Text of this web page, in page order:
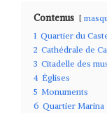
Contenus
1 Quartier du
2 Cathédrale de
3 Citadelle des
4 Églises
5 Monuments
6 Quartier Marina